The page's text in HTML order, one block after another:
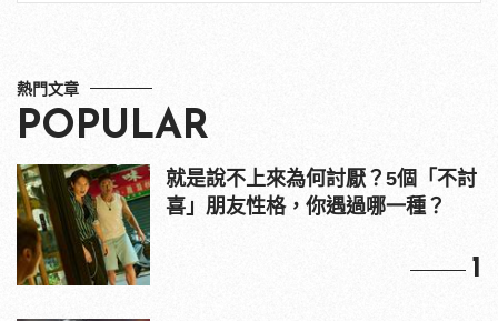
熱門文章
POPULAR
就是說不上來為何討厭？5個「不討
喜」朋友性格，你遇過哪一種？
1